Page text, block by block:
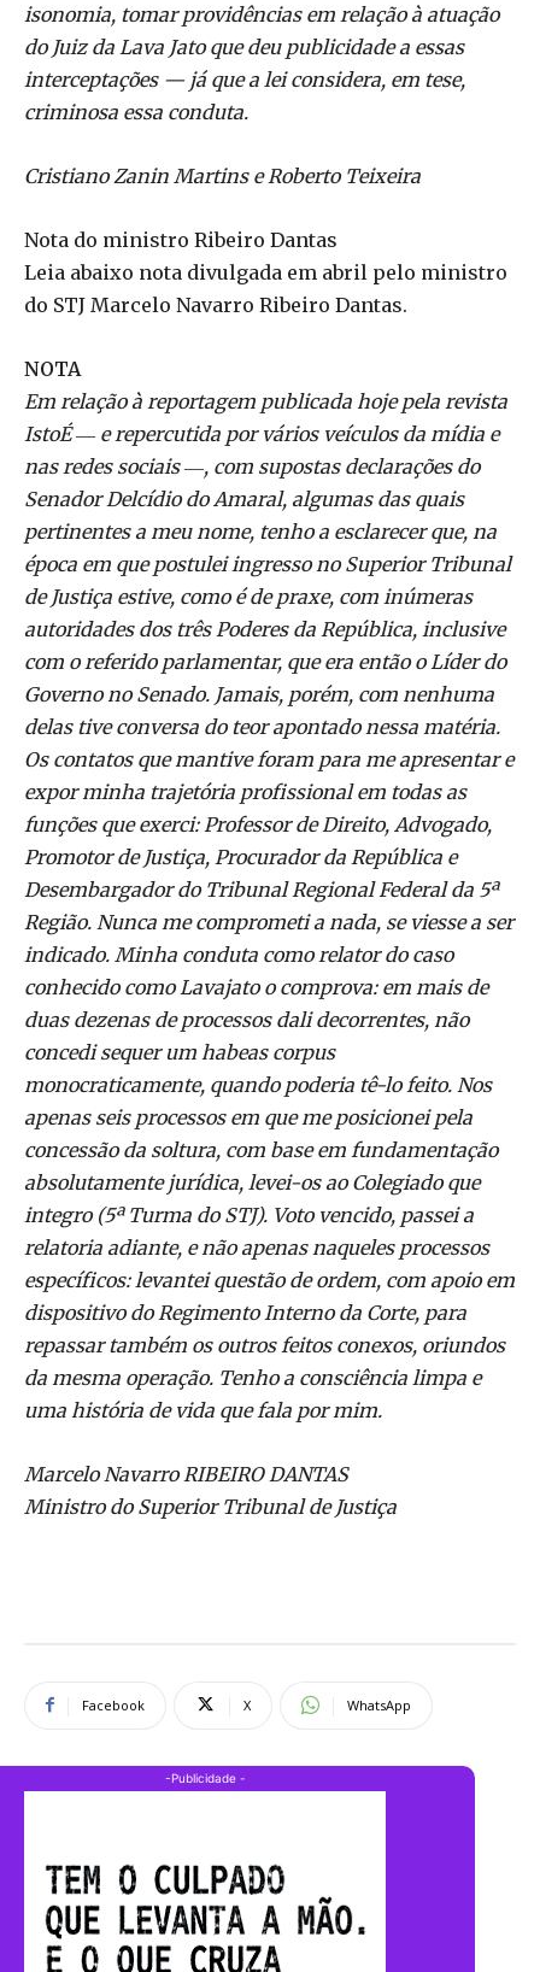
isonomia, tomar providências em relação à atuação
do Juiz da Lava Jato que deu publicidade a essas
interceptações — já que a lei considera, em tese,
criminosa essa conduta.
Cristiano Zanin Martins e Roberto Teixeira
Nota do ministro Ribeiro Dantas
Leia abaixo nota divulgada em abril pelo ministro
do STJ Marcelo Navarro Ribeiro Dantas.
NOTA
Em relação à reportagem publicada hoje pela revista
IstoÉ ― e repercutida por vários veículos da mídia e
nas redes sociais ―, com supostas declarações do
Senador Delcídio do Amaral, algumas das quais
pertinentes a meu nome, tenho a esclarecer que, na
época em que postulei ingresso no Superior Tribunal
de Justiça estive, como é de praxe, com inúmeras
autoridades dos três Poderes da República, inclusive
com o referido parlamentar, que era então o Líder do
Governo no Senado. Jamais, porém, com nenhuma
delas tive conversa do teor apontado nessa matéria.
Os contatos que mantive foram para me apresentar e
expor minha trajetória profissional em todas as
funções que exerci: Professor de Direito, Advogado,
Promotor de Justiça, Procurador da República e
Desembargador do Tribunal Regional Federal da 5ª
Região. Nunca me comprometi a nada, se viesse a ser
indicado. Minha conduta como relator do caso
conhecido como Lavajato o comprova: em mais de
duas dezenas de processos dali decorrentes, não
concedi sequer um habeas corpus
monocraticamente, quando poderia tê-lo feito. Nos
apenas seis processos em que me posicionei pela
concessão da soltura, com base em fundamentação
absolutamente jurídica, levei-os ao Colegiado que
integro (5ª Turma do STJ). Voto vencido, passei a
relatoria adiante, e não apenas naqueles processos
específicos: levantei questão de ordem, com apoio em
dispositivo do Regimento Interno da Corte, para
repassar também os outros feitos conexos, oriundos
da mesma operação. Tenho a consciência limpa e
uma história de vida que fala por mim.
Marcelo Navarro RIBEIRO DANTAS
Ministro do Superior Tribunal de Justiça
Facebook X WhatsApp
-Publicidade -